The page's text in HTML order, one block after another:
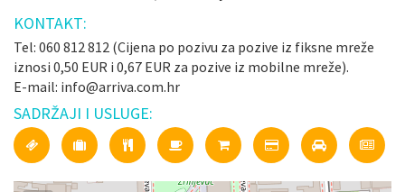
KONTAKT:
Tel: 060 812 812 (Cijena po pozivu za pozive iz fiksne mreže
iznosi 0,50 EUR i 0,67 EUR za pozive iz mobilne mreže).
E-mail: info@arriva.com.hr
SADRŽAJI I USLUGE: